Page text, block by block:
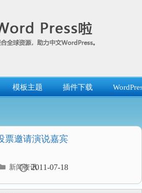
模板主题 插件下载
票邀请演说嘉宾
2011-07-18
分
新闻资讯